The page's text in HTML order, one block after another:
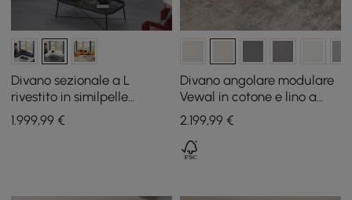
Divano sezionale a L
rivestito in similpelle
bianca da 2 pezzi
1.999,99 €
Divano angolare modulare
Vewal in cotone e lino a
forma di L, 320 cm, con
chaise longue e pouf
2.199,99€